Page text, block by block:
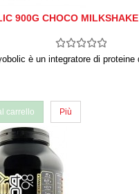
900G CHOCO MILKSHAKE
è un integratore di proteine
carrello Più